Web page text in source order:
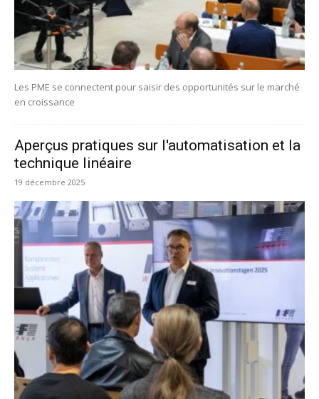
Les PME se connectent pour saisir des opportunités sur le marché
en croissance
Aperçus pratiques sur l'automatisation et la
technique linéaire
19 décembre 2025